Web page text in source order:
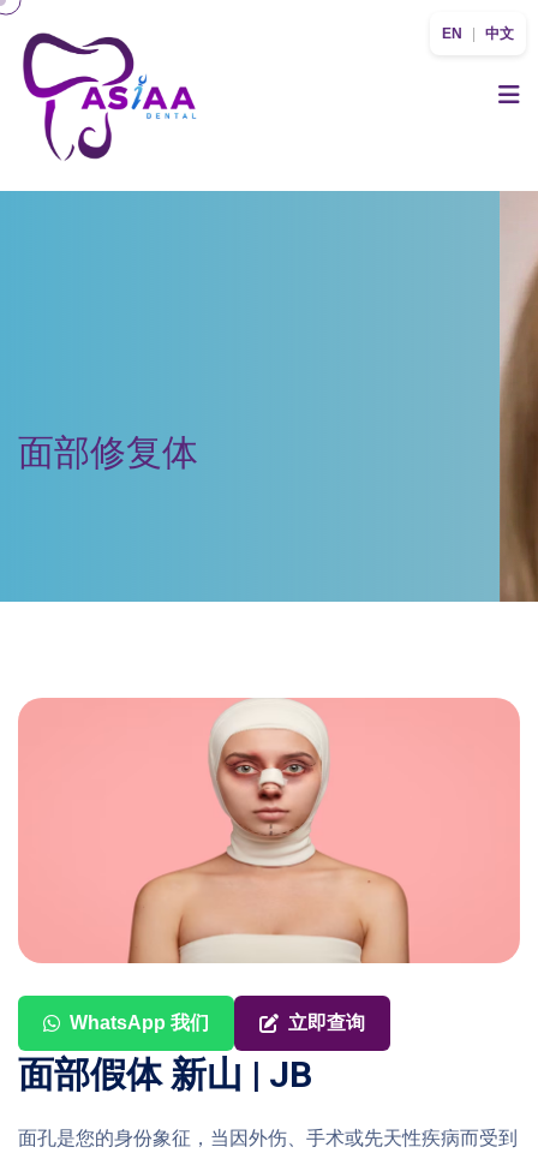
EN 中文
面部修复体
WhatsApp 我们 立即查询
面部假体 新山 | JB
面孔是您的身份象征，当因外伤、手术或先天性疾病而受到